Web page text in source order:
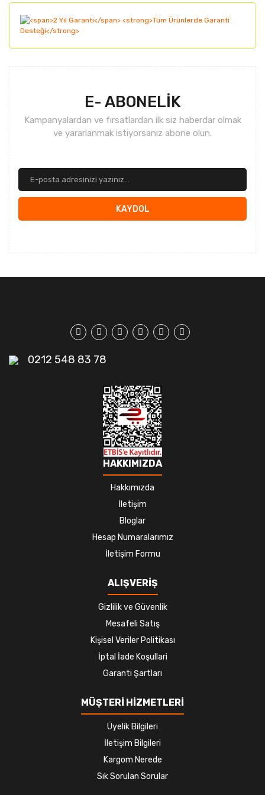
E- ABONELİK
Kampanyalardan ve fırsatlardan ilk siz haberdar olmak
ve yararlanmak istiyorsanız abone olun.
KAYDOL
0212 548 83 78
HAKKIMIZDA
Hakkımızda
İletişim
Bloglar
Hesap Numaralarımız
İletişim Formu
ALIŞVERİŞ
Gizlilik ve Güvenlik
Mesafeli Satış
Kişisel Veriler Politikası
İptal İade Koşullari
Garanti Şartları
MÜŞTERİ HİZMETLERİ
Üyelik Bilgileri
İletişim Bilgileri
Kargom Nerede
Sık Sorulan Sorular